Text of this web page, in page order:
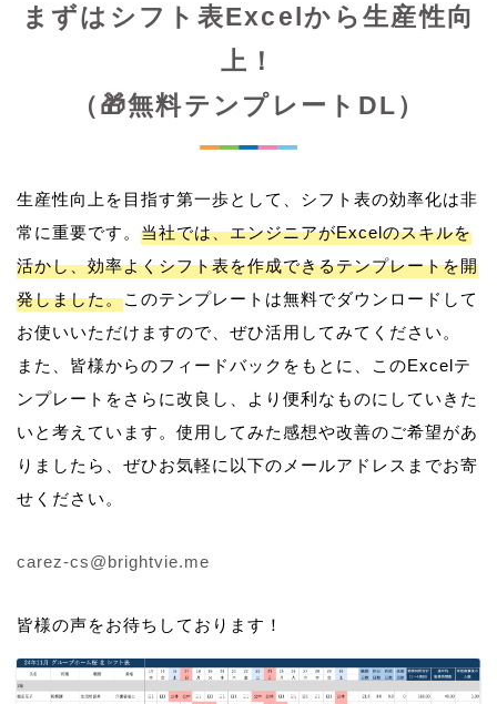
まずはシフト表Excelから生産性向
上！
（🎁無料テンプレートDL）
生産性向上を目指す第一歩として、シフト表の効率化は非
常に重要です。 当社では、エンジニアがExcelのスキルを
活かし、効率よくシフト表を作成できるテンプレートを開
発しました。このテンプレートは無料でダウンロードして
お使いいただけますので、ぜひ活用してみてください。
また、皆様からのフィードバックをもとに、このExcelテ
ンプレートをさらに改良し、より便利なものにしていきた
いと考えています。使用してみた感想や改善のご希望があ
りましたら、ぜひお気軽に以下のメールアドレスまでお寄
せください。
carez-cs@brightvie.me
皆様の声をお待ちしております！